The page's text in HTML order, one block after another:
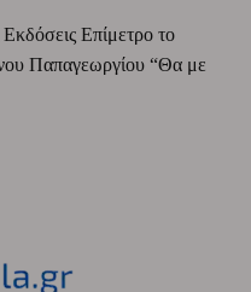
Επίμετρο το
Παπαγεωργίου “Θα με